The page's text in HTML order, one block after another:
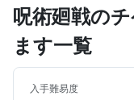
呪術廻戦の
ます一覧
入手難易度